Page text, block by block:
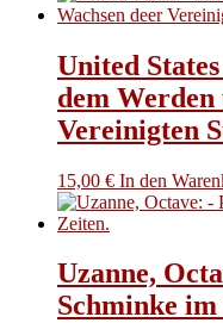
United
dem Werden
Vereinigten
15,00 € In den
Uzanne,
Schminke